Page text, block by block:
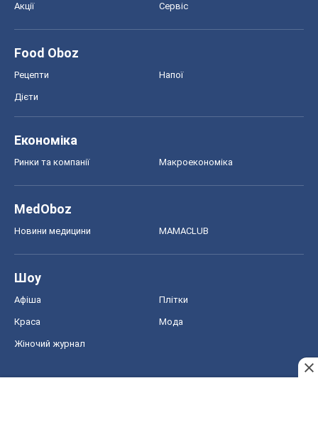
Акції Сервіс
Food Oboz
Рецепти Напої
Дієти
Економіка
Ринки та компанії Макроекономіка
MedOboz
Новини медицини MAMACLUB
Шоу
Афіша Плітки
Краса Мода
Жіночий журнал